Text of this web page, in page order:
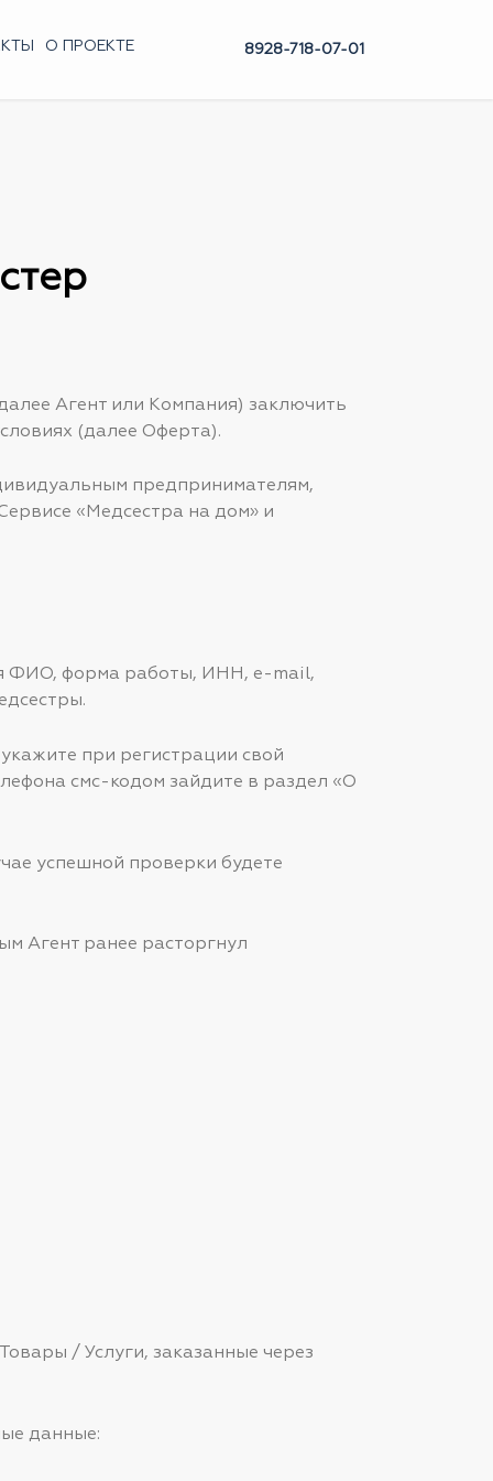
О ПРОЕКТЕ 8928-718-07-01
Агент или Компания) заключить
(далее Оферта).
предпринимателям,
«Медсестра на дом» и
ФИО, форма работы, ИНН, e-mail,
при регистрации свой
смс-кодом зайдите в раздел «О
успешной проверки будете
Агент ранее расторгнул
/ Услуги, заказанные через
данные: